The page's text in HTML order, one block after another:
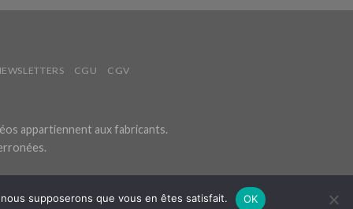
CGU CGV
appartiennent aux fabricants.
supposerons que vous en êtes satisfait. OK